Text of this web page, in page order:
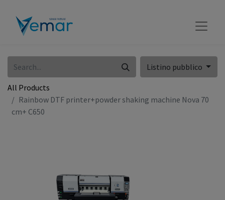
Listino pubblico
All Products
Rainbow DTF printer+powder shaking machine Nova 70
cm+ C650